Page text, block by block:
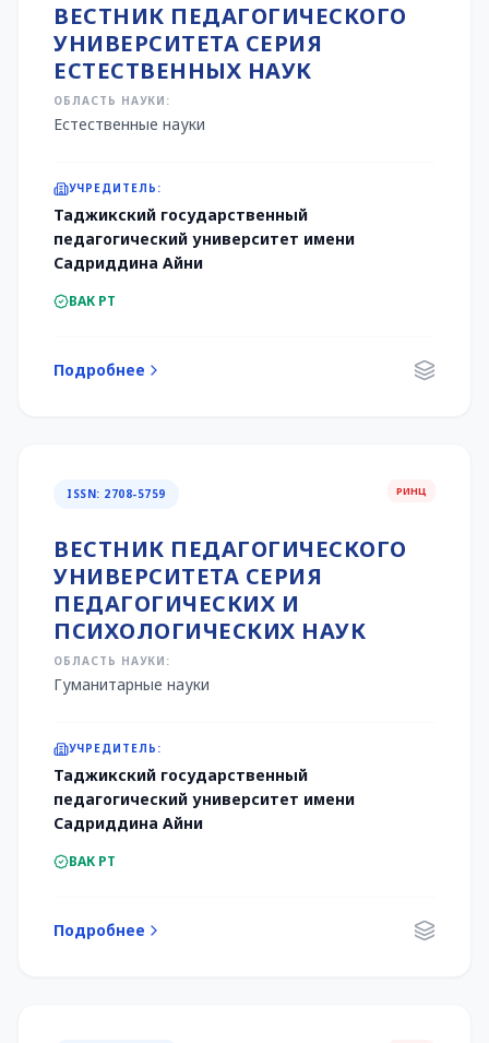
ВЕСТНИК ПЕДАГОГИЧЕСКОГО
УНИВЕРСИТЕТА СЕРИЯ
ЕСТЕСТВЕННЫХ НАУК
ОБЛАСТЬ НАУКИ:
Естественные науки
УЧРЕДИТЕЛЬ:
Таджикский государственный
педагогический университет имени
Садриддина Айни
ВАК РТ
Подробнее
ISSN: 2708-5759 РИНЦ
ВЕСТНИК ПЕДАГОГИЧЕСКОГО
УНИВЕРСИТЕТА СЕРИЯ
ПЕДАГОГИЧЕСКИХ И
ПСИХОЛОГИЧЕСКИХ НАУК
ОБЛАСТЬ НАУКИ:
Гуманитарные науки
УЧРЕДИТЕЛЬ:
Таджикский государственный
педагогический университет имени
Садриддина Айни
ВАК РТ
Подробнее